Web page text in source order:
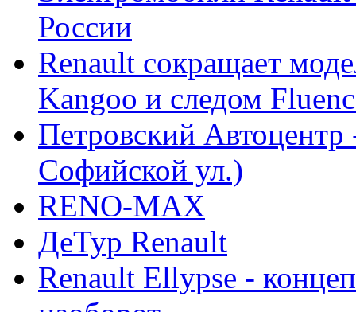
России
Renault сокращает
Kangoo и следом
Петровский
Софийской ул.)
RENO-MAX
ДеТур Renault
Renault Ellypse -